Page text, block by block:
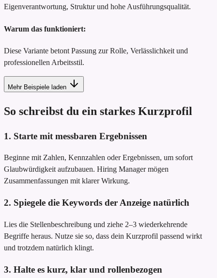
Eigenverantwortung, Struktur und hohe Ausführungsqualität.
Warum das funktioniert:
Diese Variante betont Passung zur Rolle, Verlässlichkeit und
professionellen Arbeitsstil.
Mehr Beispiele laden
So schreibst du ein starkes Kurzprofil
1. Starte mit messbaren Ergebnissen
Beginne mit Zahlen, Kennzahlen oder Ergebnissen, um sofort
Glaubwürdigkeit aufzubauen. Hiring Manager mögen
Zusammenfassungen mit klarer Wirkung.
2. Spiegele die Keywords der Anzeige natürlich
Lies die Stellenbeschreibung und ziehe 2–3 wiederkehrende
Begriffe heraus. Nutze sie so, dass dein Kurzprofil passend wirkt
und trotzdem natürlich klingt.
3. Halte es kurz, klar und rollenbezogen